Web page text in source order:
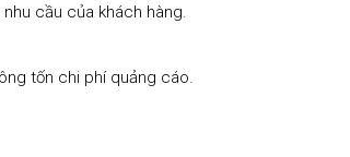
cầu của khách hàng.
tốn chi phí quảng cáo.